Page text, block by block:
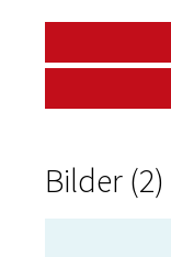
Bilder (2)